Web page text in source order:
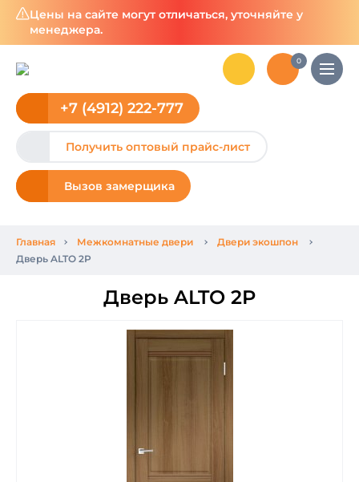
Цены на сайте могут отличаться, уточняйте у
менеджера.
0
+7 (4912) 222-777
Получить оптовый прайс-лист
Вызов замерщика
Главная Межкомнатные двери
Двери экошпон
Дверь ALTO 2P
Дверь ALTO 2P